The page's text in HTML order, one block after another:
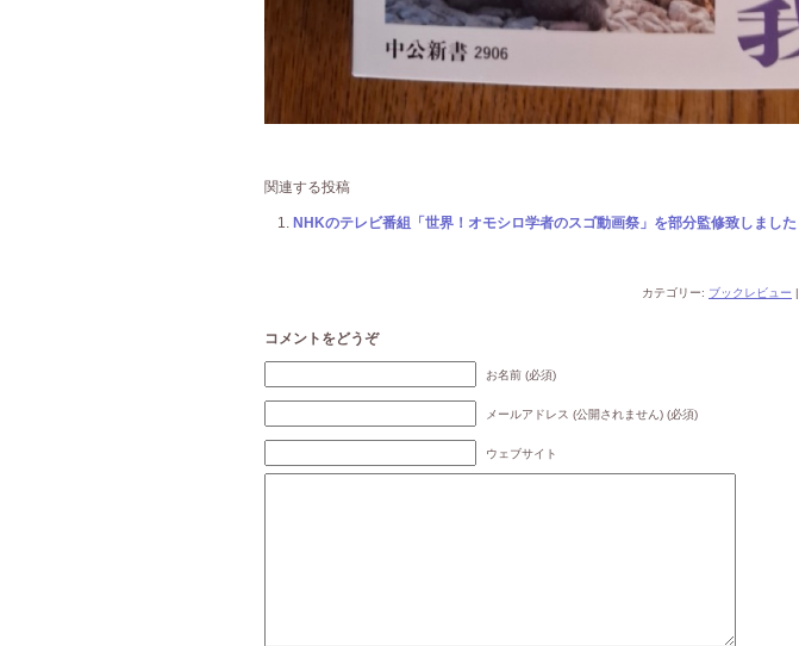
関連する投稿
NHKのテレビ番組「世界！オモシロ学者のスゴ動画祭」を部分監修致しました
カテゴリー: ブックレビュー |
コメントをどうぞ
お名前 (必須)
メールアドレス (公開されません) (必須)
ウェブサイト